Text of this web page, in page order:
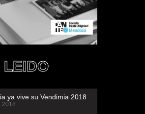
LEIDO
ya vive su Vendimia 2018
2018